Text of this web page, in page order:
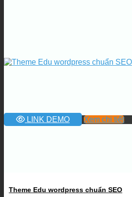
LINK DEMO Xem chi tiết
Theme Edu wordpress chuẩn SEO